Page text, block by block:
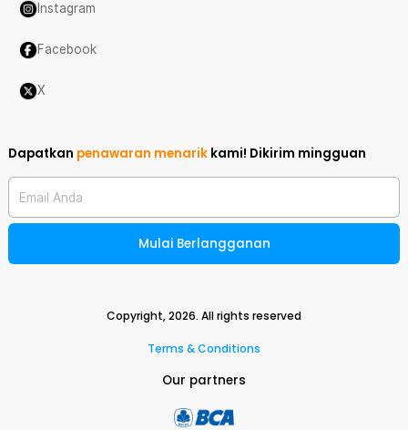
Instagram
Facebook
X
Dapatkan penawaran menarik kami! Dikirim mingguan
Email Anda
Mulai Berlangganan
Copyright,2026. All rights reserved
Terms & Conditions
Our partners